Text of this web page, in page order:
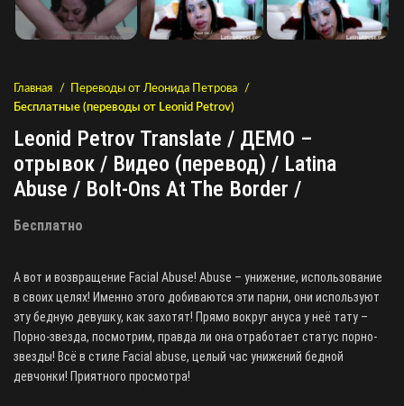
Главная
Переводы от Леонида Петрова
Бесплатные (переводы от Leonid Petrov)
Leonid Petrov Translate / ДЕМО –
отрывок / Видео (перевод) / Latina
Abuse / Bolt-Ons At The Border /
Бесплатно
А вот и возвращение Facial Abuse! Abuse – унижение, использование
в своих целях! Именно этого добиваются эти парни, они используют
эту бедную девушку, как захотят! Прямо вокруг ануса у неё тату –
Порно-звезда, посмотрим, правда ли она отработает статус порно-
звезды! Всё в стиле Facial abuse, целый час унижений бедной
девчонки! Приятного просмотра!